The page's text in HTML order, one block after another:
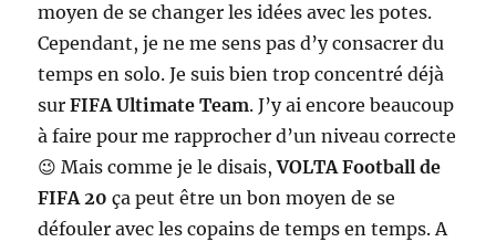
moyen de se changer les idées avec les potes.
Cependant, je ne me sens pas d’y consacrer du
temps en solo. Je suis bien trop concentré déjà
surFIFA Ultimate Team. J’y ai encore beaucoup
à faire pour me rapprocher d’un niveau correcte
😉 Mais comme je le disais,VOLTA Football de
FIFA 20ça peut être un bon moyen de se
défouler avec les copains de temps en temps. A